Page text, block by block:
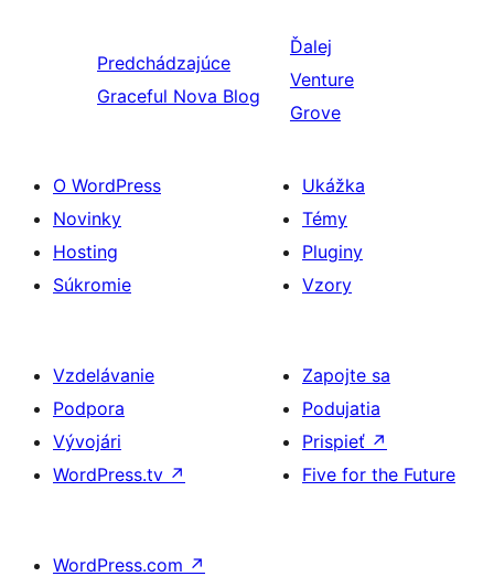
Predchádzajúce
Graceful Nova Blog
Ďalej
Venture
Grove
O WordPress
Novinky
Hosting
Súkromie
Ukážka
Témy
Pluginy
Vzory
Vzdelávanie
Podpora
Vývojári
WordPress.tv ↗
Zapojte sa
Podujatia
Prispieť ↗
Five for the Future
WordPress.com ↗